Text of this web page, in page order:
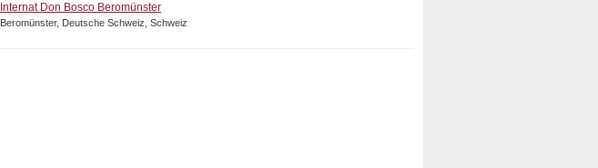
Internat Don Bosco Beromünster
Beromünster, Deutsche Schweiz, Schweiz